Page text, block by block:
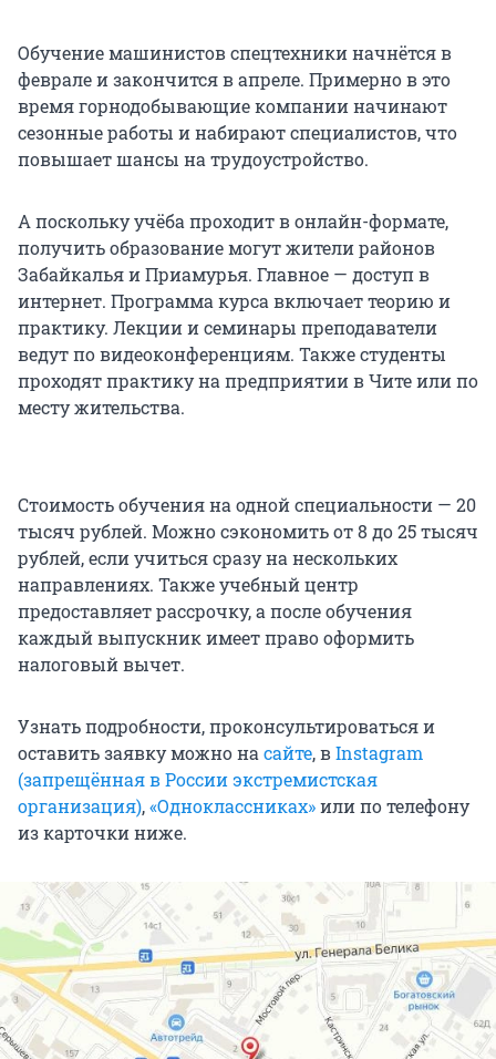
Обучение машинистов спецтехники начнётся в
феврале и закончится в апреле. Примерно в это
время горнодобывающие компании начинают
сезонные работы и набирают специалистов, что
повышает шансы на трудоустройство.
А поскольку учёба проходит в онлайн-формате,
получить образование могут жители районов
Забайкалья и Приамурья. Главное — доступ в
интернет. Программа курса включает теорию и
практику. Лекции и семинары преподаватели
ведут по видеоконференциям. Также студенты
проходят практику на предприятии в Чите или по
месту жительства.
Стоимость обучения на одной специальности — 20
тысяч рублей. Можно сэкономить от 8 до 25 тысяч
рублей, если учиться сразу на нескольких
направлениях. Также учебный центр
предоставляет рассрочку, а после обучения
каждый выпускник имеет право оформить
налоговый вычет.
Узнать подробности, проконсультироваться и
оставить заявку можно на сайте, вInstagram
(запрещённая в России экстремистская
организация),«Одноклассниках»или по телефону
из карточки ниже.